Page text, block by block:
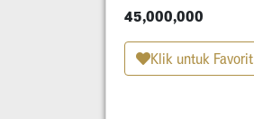
45,000,000
Klik untuk Favorit